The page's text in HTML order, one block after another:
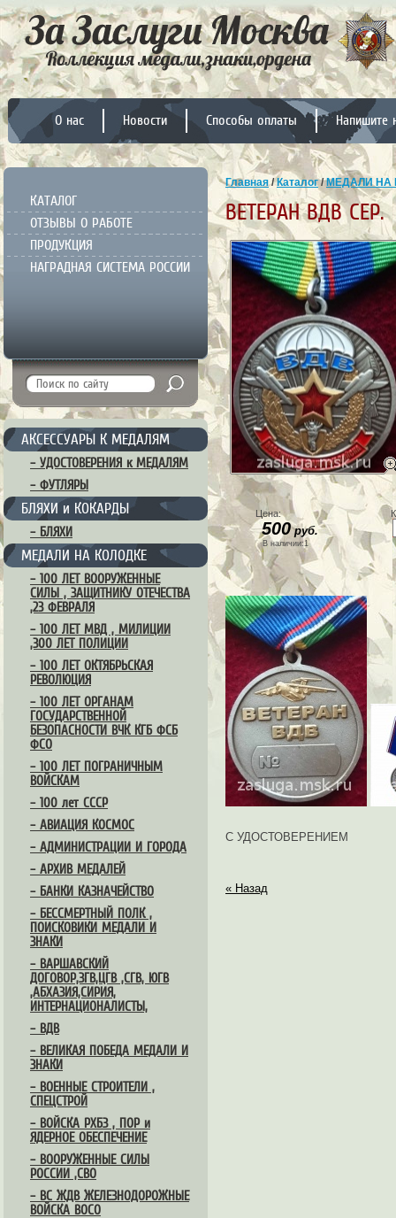
О нас Новости Способы оплаты Напишите
КАТАЛОГ
ОТЗЫВЫ О РАБОТЕ
ПРОДУКЦИЯ
НАГРАДНАЯ СИСТЕМА РОССИИ
АКСЕССУАРЫ К МЕДАЛЯМ
– УДОСТОВЕРЕНИЯ к МЕДАЛЯМ
– ФУТЛЯРЫ
БЛЯХИ и КОКАРДЫ
– БЛЯХИ
МЕДАЛИ НА КОЛОДКЕ
– 100 ЛЕТ ВООРУЖЕННЫЕ
СИЛЫ , ЗАЩИТНИКУ ОТЕЧЕСТВА
,23 ФЕВРАЛЯ
– 100 ЛЕТ МВД , МИЛИЦИИ
,300 ЛЕТ ПОЛИЦИИ
– 100 ЛЕТ ОКТЯБРЬСКАЯ
РЕВОЛЮЦИЯ
– 100 ЛЕТ ОРГАНАМ
ГОСУДАРСТВЕННОЙ
БЕЗОПАСНОСТИ ВЧК КГБ ФСБ
ФСО
– 100 ЛЕТ ПОГРАНИЧНЫМ
ВОЙСКАМ
– 100 лет СССР
– АВИАЦИЯ КОСМОС
– АДМИНИСТРАЦИИ И ГОРОДА
– АРХИВ МЕДАЛЕЙ
– БАНКИ КАЗНАЧЕЙСТВО
– БЕССМЕРТНЫЙ ПОЛК ,
ПОИСКОВИКИ МЕДАЛИ И
ЗНАКИ
– ВАРШАВСКИЙ
ДОГОВОР,ЗГВ,ЦГВ ,СГВ, ЮГВ
,АБХАЗИЯ,СИРИЯ,
ИНТЕРНАЦИОНАЛИСТЫ,
– ВДВ
– ВЕЛИКАЯ ПОБЕДА МЕДАЛИ И
ЗНАКИ
– ВОЕННЫЕ СТРОИТЕЛИ ,
СПЕЦСТРОЙ
– ВОЙСКА РХБЗ , ПОР и
ЯДЕРНОЕ ОБЕСПЕЧЕНИЕ
– ВООРУЖЕННЫЕ СИЛЫ
РОССИИ ,СВО
– ВС ЖДВ ЖЕЛЕЗНОДОРОЖНЫЕ
ВОЙСКА ВОСО
Главная/Каталог/МЕДАЛИ НА
ВЕТЕРАН ВДВ СЕР.
Цена:
500руб.
В наличии:1
С УДОСТОВЕРЕНИЕМ
« Назад